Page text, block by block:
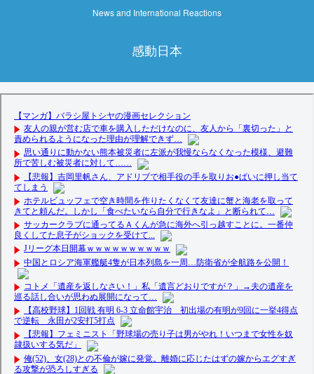
News and International Reactions
感動日本